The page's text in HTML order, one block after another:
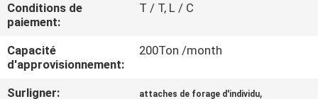
NOUVELLES
DEMANDEZ
Conditions de
paiement:
T / T, L / C
Capacité
d'approvisionnement:
200Ton /month
Surligner: attaches de forage d'individu,